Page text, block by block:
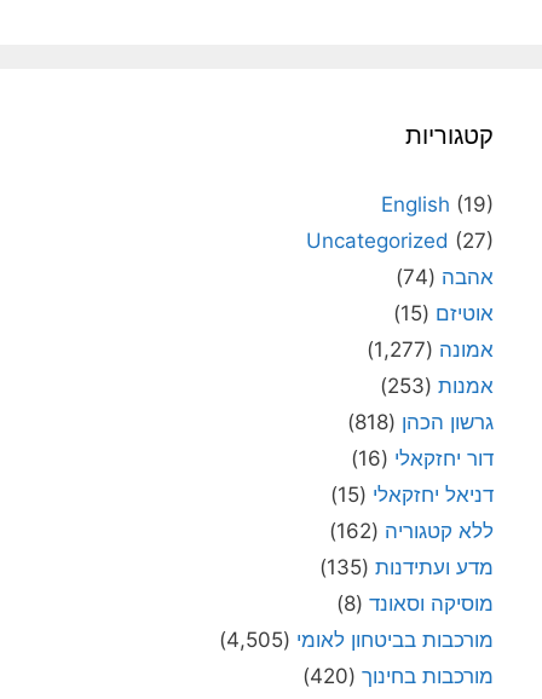
קטגוריות
English (19)
Uncategorized (27)
אהבה (74)
אוטיזם (15)
אמונה (1,277)
אמנות (253)
גרשון הכהן (818)
דור יחזקאלי (16)
דניאל יחזקאלי (15)
ללא קטגוריה (162)
מדע ועתידנות (135)
מוסיקה וסאונד (8)
מורכבות בביטחון לאומי (4,505)
מורכבות בחינוך (420)